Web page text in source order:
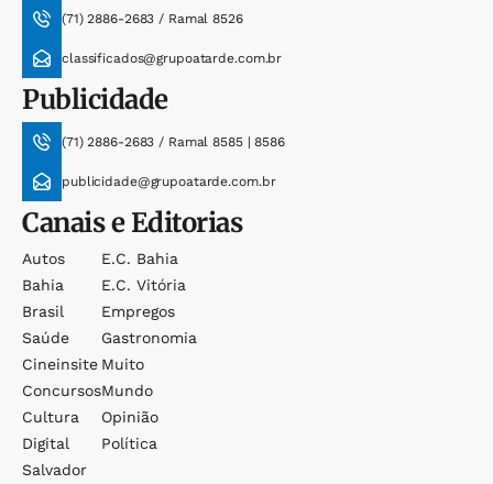
(71) 2886-2683 / Ramal 8526
classificados@grupoatarde.com.br
Publicidade
(71) 2886-2683 / Ramal 8585 | 8586
publicidade@grupoatarde.com.br
Canais e Editorias
Autos
Bahia
Brasil
Saúde
Cineinsite
Concursos
Cultura
Digital
Salvador
E.c. Bahia
E.c. Vitória
Empregos
Gastronomia
Muito
Mundo
Opinião
Política